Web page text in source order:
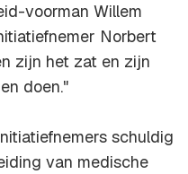
voorman Willem
Norbert
zijn het zat en zijn
doen."
schuldig
van medische